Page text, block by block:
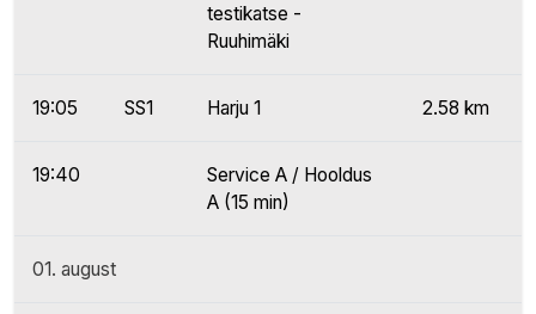
testikatse -
Ruuhimäki
19:05 SS1 Harju 1 2.58 km
19:40
Service A / Hooldus
A (15 min)
01. august